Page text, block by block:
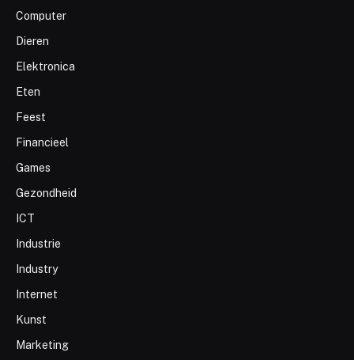
Computer
Dieren
Elektronica
Eten
Feest
Financieel
Games
Gezondheid
ICT
Industrie
Industry
Internet
Kunst
Marketing